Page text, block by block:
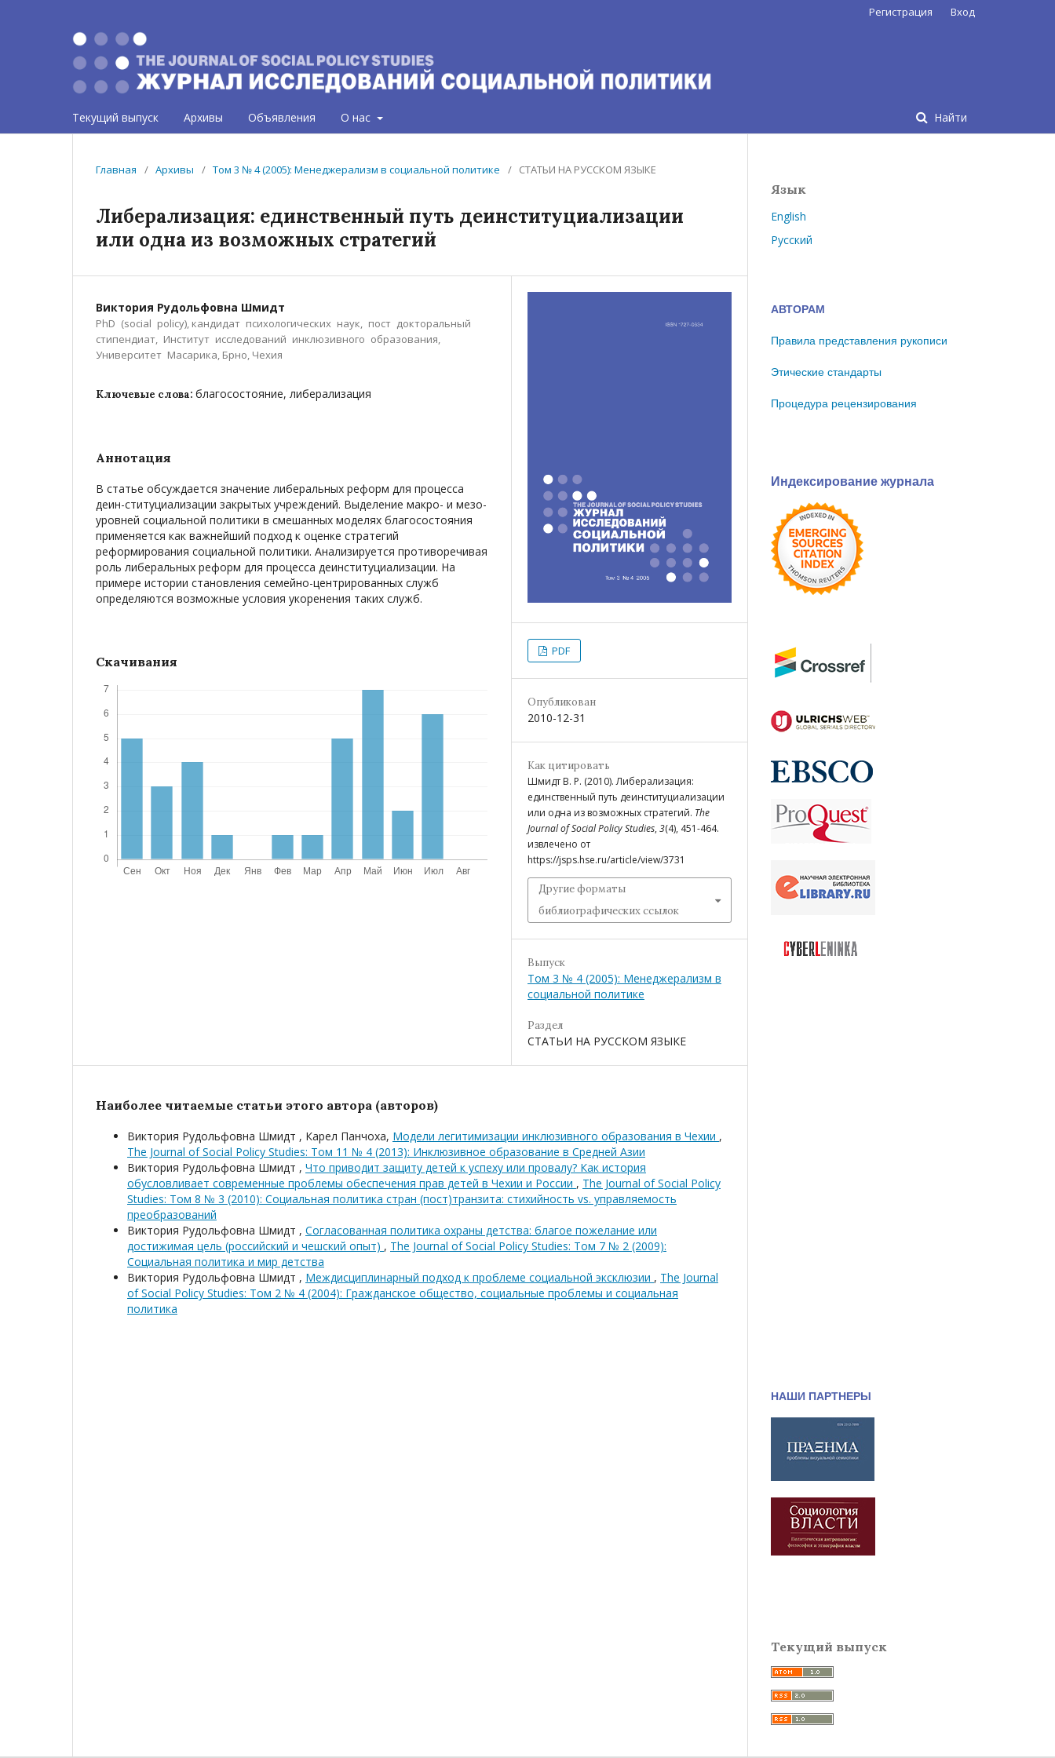
Текущий выпуск Архивы Объявления О нас Найти
Регистрация Вход
Главная / Архивы / Том 3 № 4 (2005): Менеджерализм в социальной политике / СТАТЬИ НА РУССКОМ ЯЗЫКЕ
Либерализация: единственный путь деинституциализации
или одна из возможных стратегий
Виктория Рудольфовна Шмидт
PhD (social policy), кандидат психологических наук, пост докторальный
стипендиат, Институт исследований инклюзивного образования,
Университет Масарика, Брно, Чехия
Ключевые слова: благосостояние, либерализация
Аннотация
В статье обсуждается значение либеральных реформ для процесса
деин-ституциализации закрытых учреждений. Выделение макро- и мезо-
уровней социальной политики в смешанных моделях благосостояния
применяется как важнейший подход к оценке стратегий
реформирования социальной политики. Анализируется противоречивая
роль либеральных реформ для процесса деинституциализации. На
примере истории становления семейно-центрированных служб
определяются возможные условия укоренения таких служб.
Скачивания
PDF
Опубликован
2010-12-31
Как цитировать
Шмидт В. Р. (2010). Либерализация:
единственный путь деинституциализации
или одна из возможных стратегий. The
Journal of Social Policy Studies, 3(4), 451-464.
извлечено от
https://jsps.hse.ru/article/view/3731
Другие форматы
библиографических ссылок
Выпуск
Том 3 № 4 (2005): Менеджерализм в
социальной политике
Раздел
СТАТЬИ НА РУССКОМ ЯЗЫКЕ
Наиболее читаемые статьи этого автора (авторов)
Виктория Рудольфовна Шмидт , Карел Панчоха, Модели легитимизации инклюзивного образования в Чехии ,
The Journal of Social Policy Studies: Том 11 № 4 (2013): Инклюзивное образование в Средней Азии
Виктория Рудольфовна Шмидт , Что приводит защиту детей к успеху или провалу? Как история
обусловливает современные проблемы обеспечения прав детей в Чехии и России , The Journal of Social Policy
Studies: Том 8 № 3 (2010): Социальная политика стран (пост)транзита: стихийность vs. управляемость
преобразований
Виктория Рудольфовна Шмидт , Согласованная политика охраны детства: благое пожелание или
достижимая цель (российский и чешский опыт) , The Journal of Social Policy Studies: Том 7 № 2 (2009):
Социальная политика и мир детства
Виктория Рудольфовна Шмидт , Междисциплинарный подход к проблеме социальной эксклюзии , The Journal
of Social Policy Studies: Том 2 № 4 (2004): Гражданское общество, социальные проблемы и социальная
политика
Язык
English
Русский
АВТОРАМ
Правила представления рукописи
Этические стандарты
Процедура рецензирования
Индексирование журнала
НАШИ ПАРТНЕРЫ
Текущий выпуск